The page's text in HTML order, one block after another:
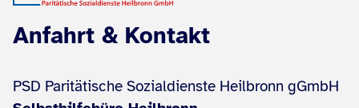
Anfahrt & Kontakt
PSD Paritätische Sozialdienste Heilbronn gGmbH